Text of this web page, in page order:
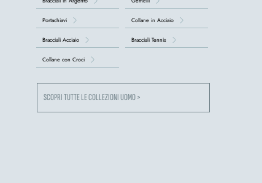
Portachiavi
Bracciali Acciaio
Collane con Croci
Collane in Acciaio
Bracciali Tennis
SCOPRI TUTTE LE COLLEZIONI UOMO >